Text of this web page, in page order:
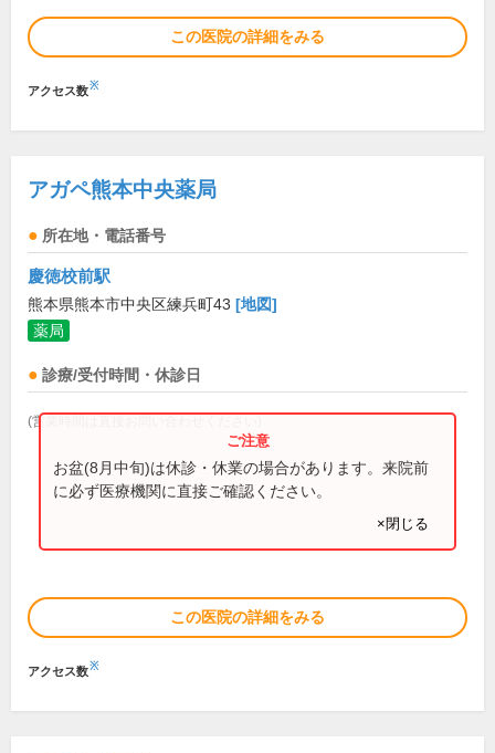
この医院の詳細をみる
アクセス数※
アガペ熊本中央薬局
所在地・電話番号
慶徳校前駅
熊本県熊本市中央区練兵町43 [地図]
薬局
診療/受付時間・休診日
(営業時間は直接お問い合わせください)
お盆(8月中旬)は休診・休業の場合があります。来院前
に必ず医療機関に直接ご確認ください。
×閉じる
この医院の詳細をみる
アクセス数※